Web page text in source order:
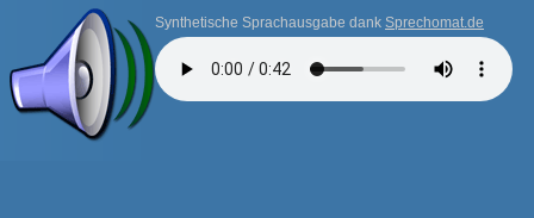
Synthetische Sprachausgabe dank Sprechomat.de